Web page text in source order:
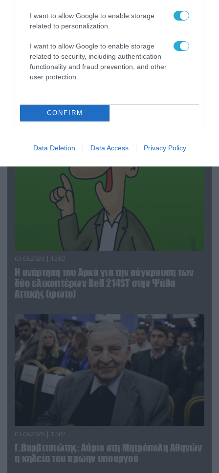
I want to allow Google to enable storage
related to personalization.
I want to allow Google to enable storage
related to security, including authentication
functionality and fraud prevention, and other
user protection.
CONFIRM
Data Deletion Data Access Privacy Policy
03.08.2026 | 19:02
ρεπόρτερ του ΟΡΕΝ: «Όλοι να έχουμε
δικαίωμα στο λάθος»
03.08.2026 | 12:02
Η ανάρτηση του Αρκά για την σύγκρουση των
δύο ελικοπτέρων Bell 214ST στην Ψάθα
Αττικής (φωτο)
03.08.2026 | 12:02
Γ.Βαρβιτσιώτης: Aύριο στη Μητρόπολη Αθηνών
η κηδεία του πρώην υπουργού